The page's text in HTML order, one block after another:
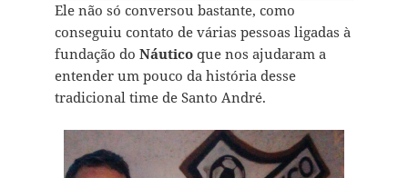
Ele não só conversou bastante, como
conseguiu contato de várias pessoas ligadas à
fundação do Náuticoque nos ajudaram a
entender um pouco da história desse
tradicional time de Santo André.